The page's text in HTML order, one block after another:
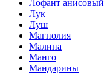
Лофант анисовый
Лук
Луш
Магнолия
Малина
Манго
Мандарины